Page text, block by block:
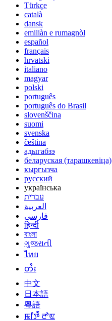
Türkçe
català
dansk
emiliàn e rumagnòl
español
français
hrvatski
italiano
magyar
polski
português
português do Brasil
slovenščina
suomi
svenska
čeština
адыгабзэ
беларуская (тарашкевіца)
кыргызча
русский
українська
עברית
العربية
فارسی
हिन्दी
বাংলা
ગુજરાતી
ไทย
တႆး
中文
日本語
粵語
ꯃꯤꯇꯩ ꯂꯣꯟ